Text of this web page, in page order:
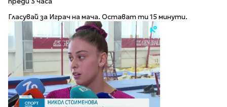
Гласувай за Играч на мача. Остават ти 15 минути.